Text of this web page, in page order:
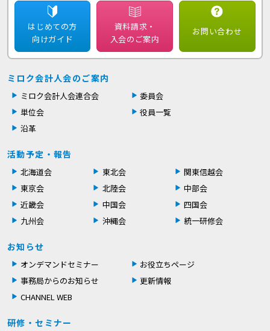
はじめての方
向けガイド
資料請求・
入会のご案内
お問い合わせ
ミロク会計人会のご案内
ミロク会計人会連合会
委員会
単位会
役員一覧
沿革
活動予定・報告
北海道会 東北会
関東信越会
東京会
北陸会
中部会
近畿会
中国会
四国会
九州会
沖縄会 統一研修会
お知らせ
オンデマンドセミナー
お役立ちページ
事務局からのお知らせ
更新情報
CHANNEL WEB
研修・セミナー